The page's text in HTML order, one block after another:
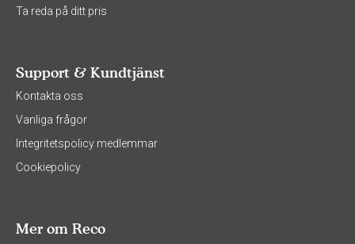
Ta reda på ditt pris
Support & Kundtjänst
Kontakta oss
Vanliga frågor
Integritetspolicy medlemmar
Cookiepolicy
Mer om Reco